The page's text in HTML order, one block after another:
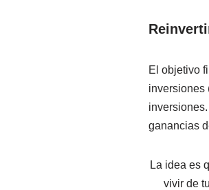
El objetivo
inversiones
ganancias
La idea es
vivir de